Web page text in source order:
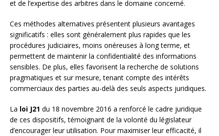
et de l’expertise des arbitres dans le domaine concerné.
Ces méthodes alternatives présentent plusieurs avantages
significatifs : elles sont généralement plus rapides que les
procédures judiciaires, moins onéreuses à long terme, et
permettent de maintenir la confidentialité des informations
sensibles. De plus, elles favorisent la recherche de solutions
pragmatiques et sur mesure, tenant compte des intérêts
commerciaux des parties au-delà des seuls aspects juridiques.
La loi J21 du 18 novembre 2016 a renforcé le cadre juridique
de ces dispositifs, témoignant de la volonté du législateur
d’encourager leur utilisation. Pour maximiser leur efficacité, il